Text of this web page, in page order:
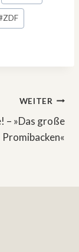
ZDF
WEITER
– »Das große
Promibacken«